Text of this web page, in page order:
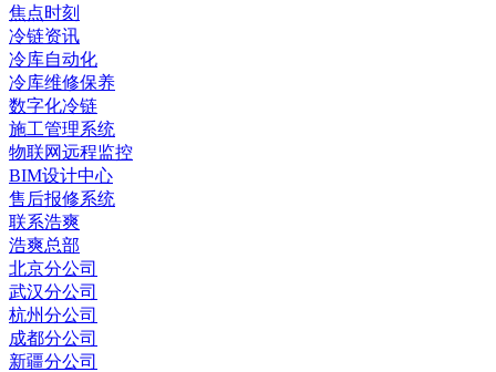
焦点时刻
冷链资讯
冷库自动化
冷库维修保养
数字化冷链
施工管理系统
物联网远程监控
BIM设计中心
售后报修系统
联系浩爽
浩爽总部
北京分公司
武汉分公司
杭州分公司
成都分公司
新疆分公司